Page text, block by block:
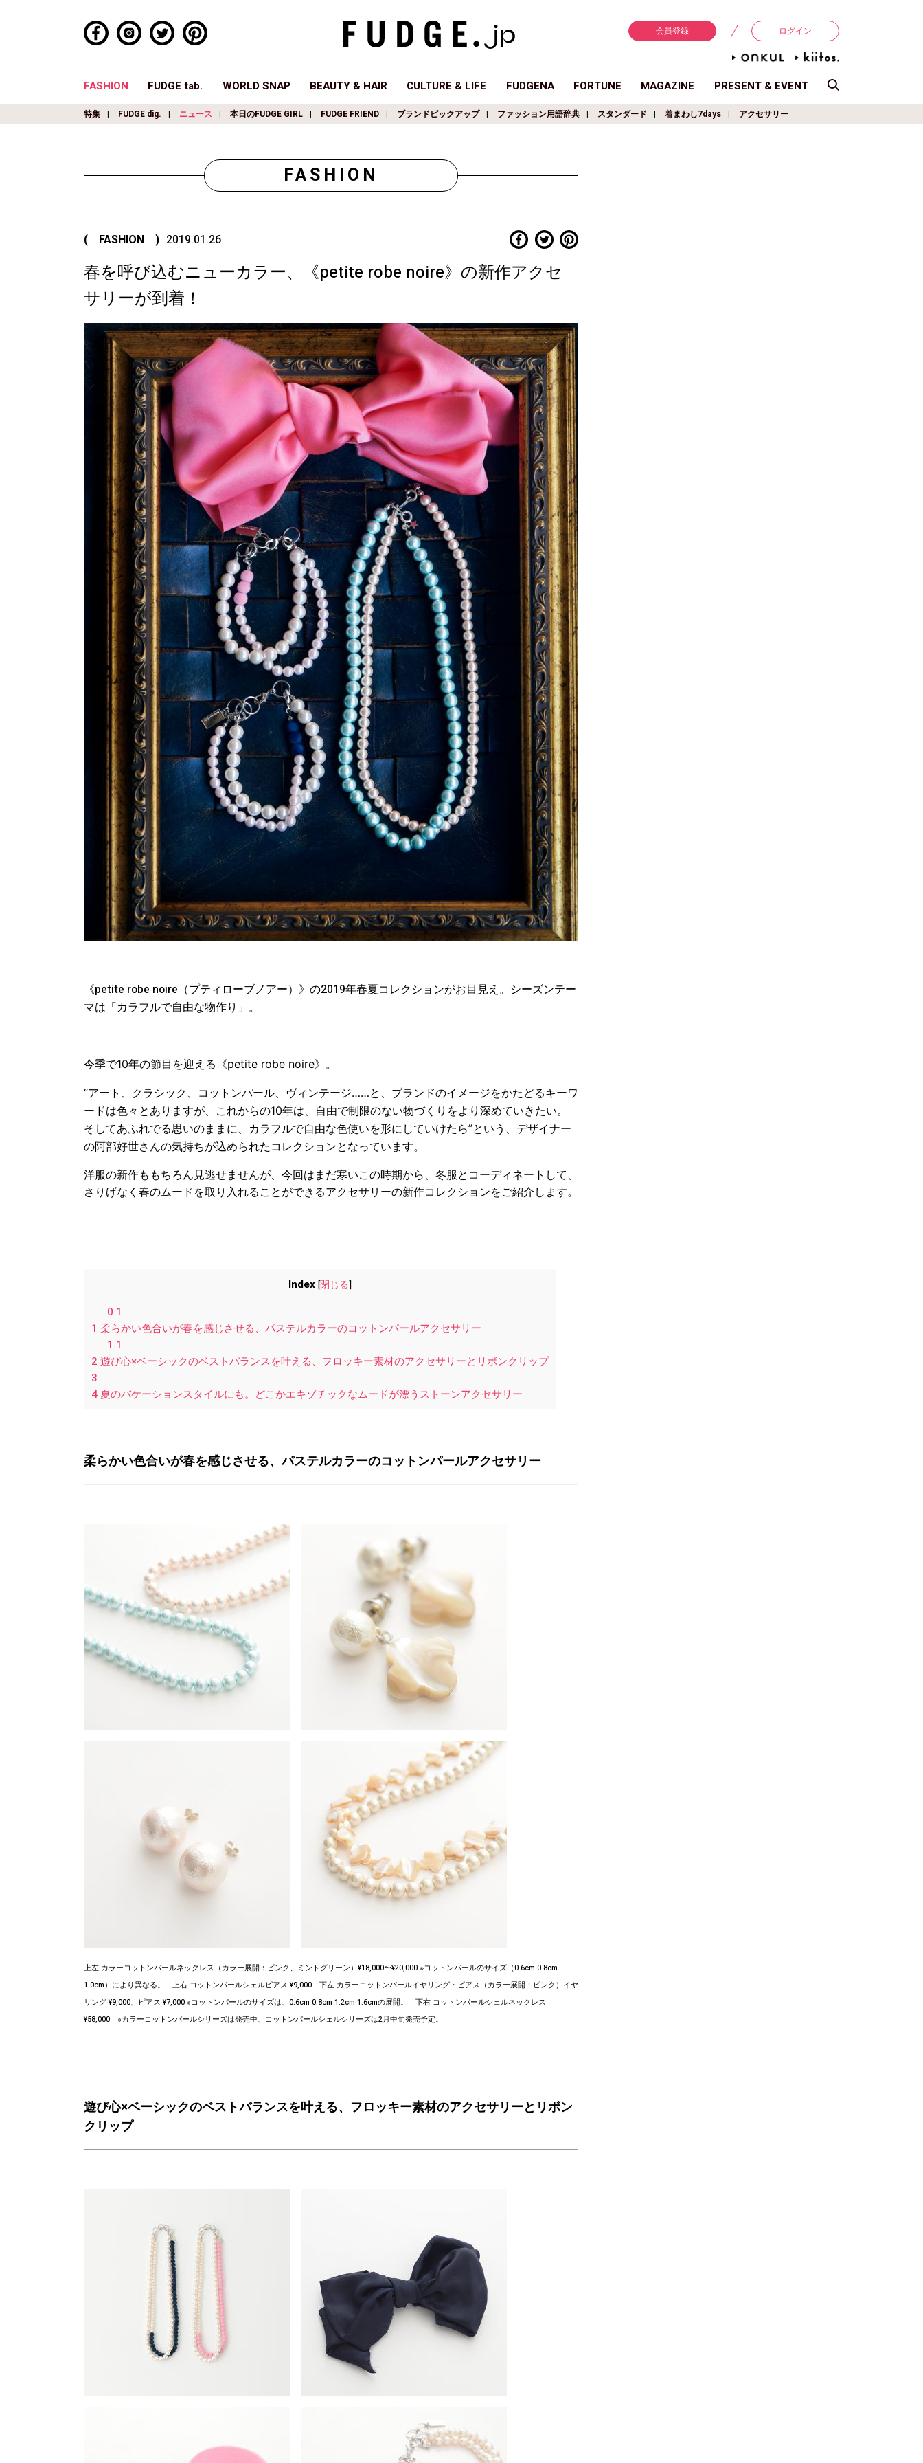
会員登録 ログイン
FASHION FUDGE tab. WORLD SNAP BEAUTY & HAIR CULTURE & LIFE FUDGENA FORTUNE MAGAZINE PRESENT & EVENT
特集 FUDGE dig. ニュース 本日のFUDGE GIRL FUDGE FRIEND ブランドピックアップ ファッション用語辞典 スタンダード 着まわし7days アクセサリー
FASHION
( FASHION ) 2019.01.26
春を呼び込むニューカラー、《petite robe noire》の新作アクセ
サリーが到着！
《petite robe noire（プティローブノアー）》の2019年春夏コレクションがお目見え。シーズンテー
マは「カラフルで自由な物作り」。
今季で10年の節目を迎える《petite robe noire》 。
“アート、クラシック、コットンパール、ヴィンテージ……と、ブランドのイメージをかたどるキーワ
ードは色々とありますが、これからの10年は、自由で制限のない物づくりをより深めていきたい。
そしてあふれでる思いのままに、カラフルで自由な色使いを形にしていけたら”という、デザイナー
の阿部好世さんの気持ちが込められたコレクションとなっています。
洋服の新作ももちろん見逃せませんが、今回はまだ寒いこの時期から、冬服とコーディネートして、
さりげなく春のムードを取り入れることができるアクセサリーの新作コレクションをご紹介します。
Index [閉じる]
0.1
1 柔らかい色合いが春を感じさせる、パステルカラーのコットンパールアクセサリー
1.1
2 遊び心×ベーシックのベストバランスを叶える、フロッキー素材のアクセサリーとリボンクリップ
3
4夏のバケーションスタイルにも。どこかエキゾチックなムードが漂うストーンアクセサリー
柔らかい色合いが春を感じさせる、パステルカラーのコットンパールアクセサリー
上左 カラーコットンパールネックレス（カラー展開：ピンク、ミントグリーン）¥18,000〜¥20,000 ※コットンパールのサイズ（0.6cm 0.8cm
1.0cm）により異なる。 上右 コットンパールシェルピアス ¥9,000 下左 カラーコットンパールイヤリング・ピアス（カラー展開：ピンク）イヤ
リング ¥9,000、ピアス ¥7,000 ※コットンパールのサイズは、0.6cm 0.8cm 1.2cm 1.6cmの展開。 下右 コットンパールシェルネックレス
¥58,000 ※カラーコットンパールシリーズは発売中、コットンパールシェルシリーズは2月中旬発売予定。
遊び心×ベーシックのベストバランスを叶える、フロッキー素材のアクセサリーとリボン
クリップ